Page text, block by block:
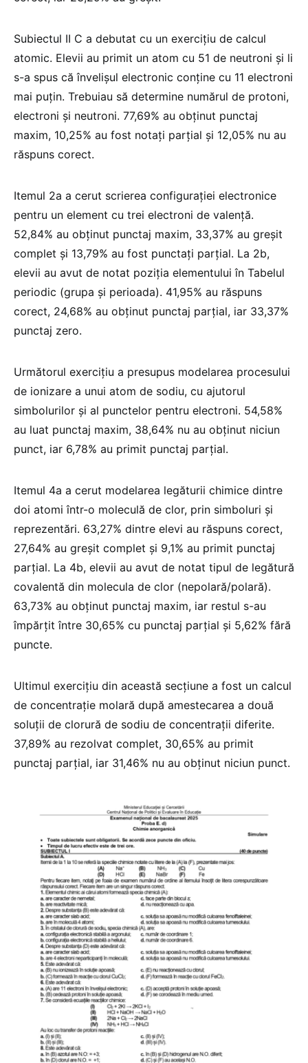
Subiectul II C a debutat cu un exercițiu de calcul
atomic. Elevii au primit un atom cu 51 de neutroni și li
s-a spus că învelișul electronic conține cu 11 electroni
mai puțin. Trebuiau să determine numărul de protoni,
electroni și neutroni. 77,69% au obținut punctaj
maxim, 10,25% au fost notați parțial și 12,05% nu au
răspuns corect.
Itemul 2a a cerut scrierea configurației electronice
pentru un element cu trei electroni de valență.
52,84% au obținut punctaj maxim, 33,37% au greșit
complet și 13,79% au fost punctați parțial. La 2b,
elevii au avut de notat poziția elementului în Tabelul
periodic (grupa și perioada). 41,95% au răspuns
corect, 24,68% au obținut punctaj parțial, iar 33,37%
punctaj zero.
Următorul exercițiu a presupus modelarea procesului
de ionizare a unui atom de sodiu, cu ajutorul
simbolurilor și al punctelor pentru electroni. 54,58%
au luat punctaj maxim, 38,64% nu au obținut niciun
punct, iar 6,78% au primit punctaj parțial.
Itemul 4a a cerut modelarea legăturii chimice dintre
doi atomi într-o moleculă de clor, prin simboluri și
reprezentări. 63,27% dintre elevi au răspuns corect,
27,64% au greșit complet și 9,1% au primit punctaj
parțial. La 4b, elevii au avut de notat tipul de legătură
covalentă din molecula de clor (nepolară/polară).
63,73% au obținut punctaj maxim, iar restul s-au
împărțit între 30,65% cu punctaj parțial și 5,62% fără
puncte.
Ultimul exercițiu din această secțiune a fost un calcul
de concentrație molară după amestecarea a două
soluții de clorură de sodiu de concentrații diferite.
37,89% au rezolvat complet, 30,65% au primit
punctaj parțial, iar 31,46% nu au obținut niciun punct.